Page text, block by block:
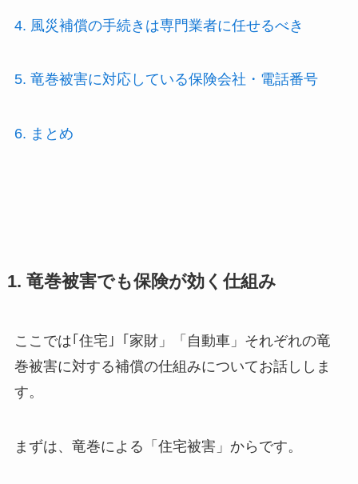
4. 風災補償の手続きは専門業者に任せるべき
5. 竜巻被害に対応している保険会社・電話番号
6. まとめ
1. 竜巻被害でも保険が効く仕組み
ここでは｢住宅｣「家財」「自動車」それぞれの竜
巻被害に対する補償の仕組みについてお話ししま
す。
まずは、竜巻による「住宅被害」からです。